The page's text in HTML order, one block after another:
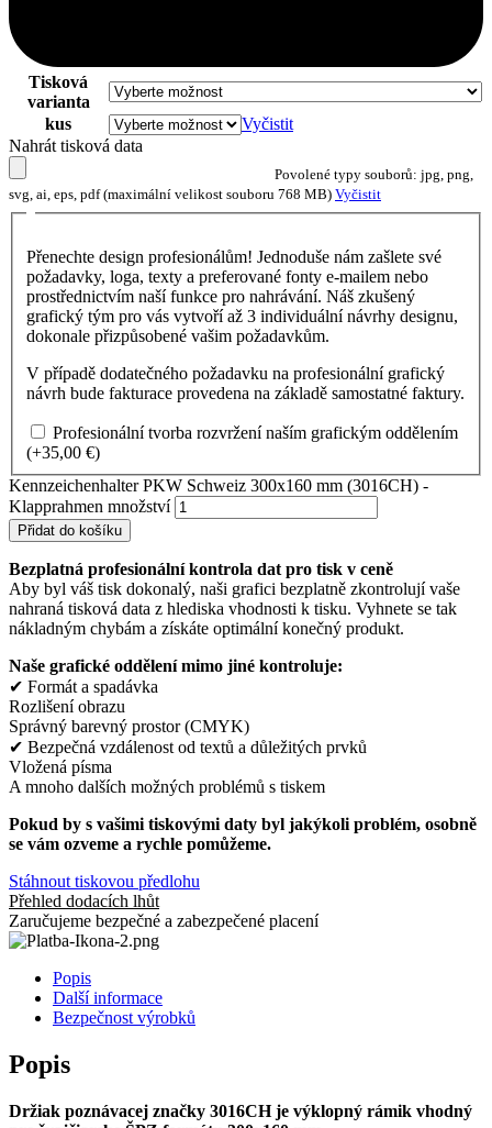
Tisková
varianta
kus
Vyčistit
Nahrát tisková data
Povolené typy souborů: jpg, png,
svg, ai, eps, pdf (maximální velikost souboru 768 MB) Vyčistit
Přenechte design profesionálům! Jednoduše nám zašlete své
požadavky, loga, texty a preferované fonty e-mailem nebo
prostřednictvím naší funkce pro nahrávání. Náš zkušený
grafický tým pro vás vytvoří až 3 individuální návrhy designu,
dokonale přizpůsobené vašim požadavkům.
V případě dodatečného požadavku na profesionální grafický
návrh bude fakturace provedena na základě samostatné faktury.
Profesionální tvorba rozvržení naším grafickým oddělením
(+35,00 €)
Kennzeichenhalter PKW Schweiz 300x160 mm (3016CH) -
Klapprahmen množství
Přidat do košíku
Bezplatná profesionální kontrola dat pro tisk v ceně
Aby byl váš tisk dokonalý, naši grafici bezplatně zkontrolují vaše
nahraná tisková data z hlediska vhodnosti k tisku. Vyhnete se tak
nákladným chybám a získáte optimální konečný produkt.
Naše grafické oddělení mimo jiné kontroluje:
✔ Formát a spadávka
Rozlišení obrazu
Správný barevný prostor (CMYK)
✔ Bezpečná vzdálenost od textů a důležitých prvků
Vložená písma
A mnoho dalších možných problémů s tiskem
Pokud by s vašimi tiskovými daty byl jakýkoli problém, osobně
se vám ozveme a rychle pomůžeme.
Stáhnout tiskovou předlohu
Přehled dodacích lhůt
Zaručujeme bezpečné a zabezpečené placení
Popis
Další informace
Bezpečnost výrobků
Popis
Držiak poznávacej značky 3016CH je výklopný rámik vhodný